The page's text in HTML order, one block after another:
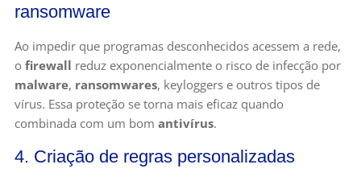
ransomware
Ao impedir que programas desconhecidos acessem a rede,
o firewall reduz exponencialmente o risco de infecção por
malware, ransomwares, keyloggers e outros tipos de
vírus. Essa proteção se torna mais eficaz quando
combinada com um bom antivírus.
4. Criação de regras personalizadas